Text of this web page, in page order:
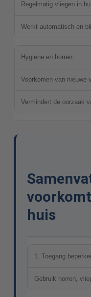
Regelmatig vliegen in
Werkt automatisch en
Hygiëne en horren
Voorkomen van nieuwe
Vermindert de oorzaak
huis
1. Toegang
Gebruik horren,